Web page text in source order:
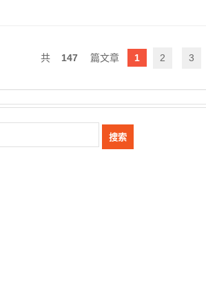
147 1 2 3